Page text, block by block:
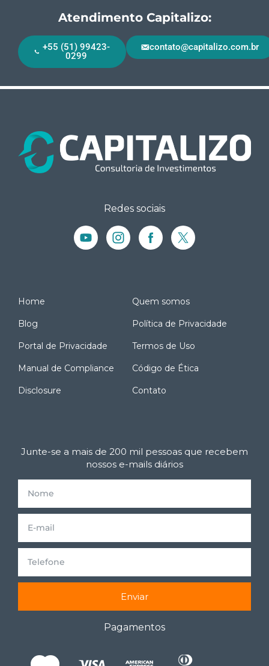
Atendimento Capitalizo:
+55 (51) 99423-
0299
contato@capitalizo.com.br
Redes sociais
Home Quem somos
Blog Política de Privacidade
Portal de Privacidade Termos de Uso
Manual de Compliance Código de Ética
Disclosure Contato
Junte-se a mais de 200 mil pessoas que recebem
nossos e-mails diários
Enviar
Pagamentos